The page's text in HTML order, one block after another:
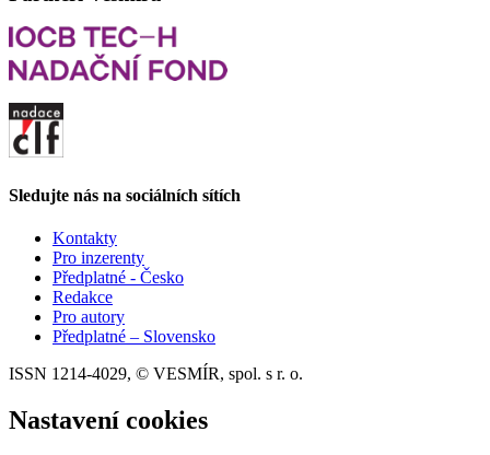
Sledujte nás na sociálních sítích
Kontakty
Pro inzerenty
Předplatné - Česko
Redakce
Pro autory
Předplatné – Slovensko
ISSN 1214-4029, © VESMÍR, spol. s r. o.
Nastavení cookies